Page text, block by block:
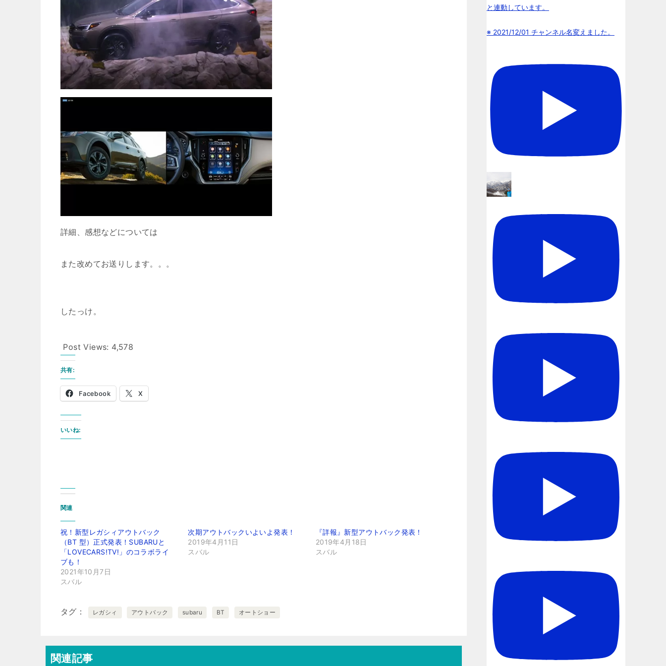
詳細、感想などについては
また改めてお送りします。。。
したっけ。
Post Views: 4,578
共有:
Facebook X
いいね:
関連
祝！新型レガシィアウトバック
（BT 型）正式発表！SUBARUと
「LOVECARS!TV!」のコラボライ
ブも！
2021年10月7日
スバル
次期アウトバックいよいよ発表！
2019年4月11日
スバル
『詳報』新型アウトバック発表！
2019年4月18日
スバル
タグ レガシィ アウトバック subaru BT オートショー
関連記事
と連動しています。
※ 2021/12/01 チャンネル名変えました。